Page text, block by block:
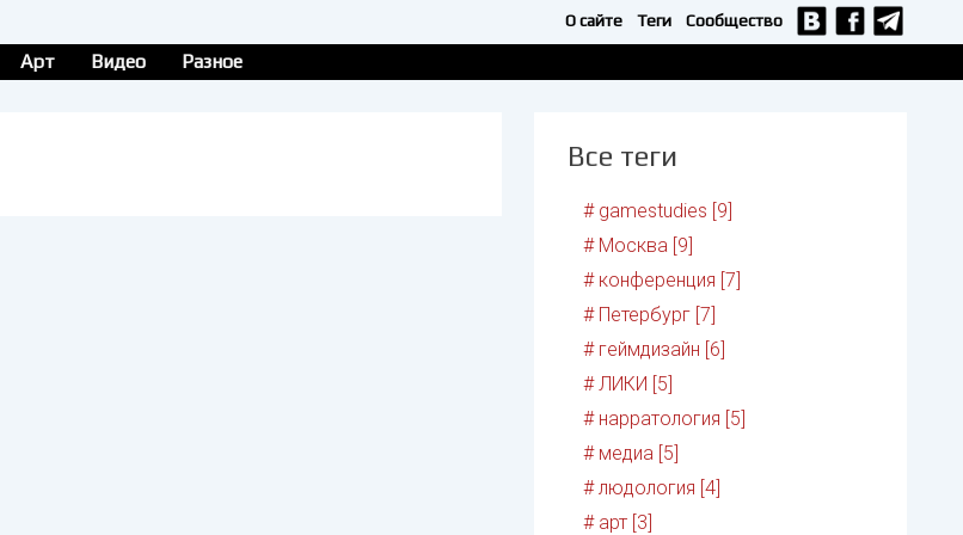
О сайте Теги Сообщество
Арт Видео Разное
Все теги
# gamestudies [9]
# Москва [9]
# конференция [7]
# Петербург [7]
# геймдизайн [6]
# ЛИКИ [5]
# нарратология [5]
# медиа [5]
# людология [4]
# арт [3]